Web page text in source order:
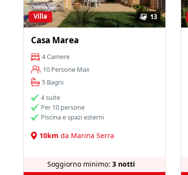
13
Villa
Casa Marea
4 Camere
10 Persone Max
5 Bagni
4 suite
Per 10 persone
Piscina e spazi esterni
10km da Marina Serra
Soggiorno minimo: 3 notti